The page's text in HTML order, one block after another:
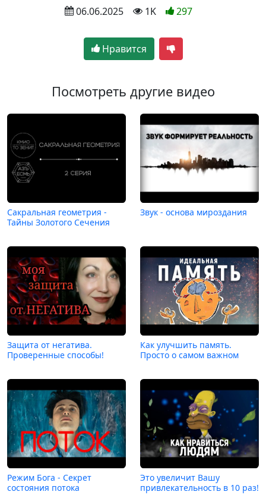
06.06.2025 1K 297
Нравится
Посмотреть другие видео
Сакральная геометрия -
Тайны Золотого Сечения
Звук - основа мироздания
Защита от негатива.
Проверенные способы!
Как улучшить память.
Просто о самом важном
Режим Бога - Секрет
состояния потока
Это увеличит Вашу
привлекательность в 10 раз!